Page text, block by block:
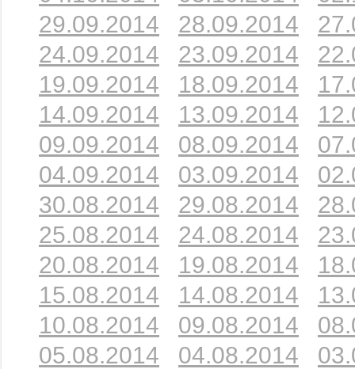
29.09.2014
28.09.2014
24.09.2014
23.09.2014
19.09.2014
18.09.2014
14.09.2014
13.09.2014
09.09.2014
08.09.2014
04.09.2014
03.09.2014
30.08.2014
29.08.2014
25.08.2014
24.08.2014
20.08.2014
19.08.2014
15.08.2014
14.08.2014
10.08.2014
09.08.2014
05.08.2014
04.08.2014